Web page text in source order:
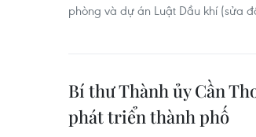
phòng và dự án Luật Dầu khí (sửa
Bí thư Thành ủy Cần
phát triển thành phố